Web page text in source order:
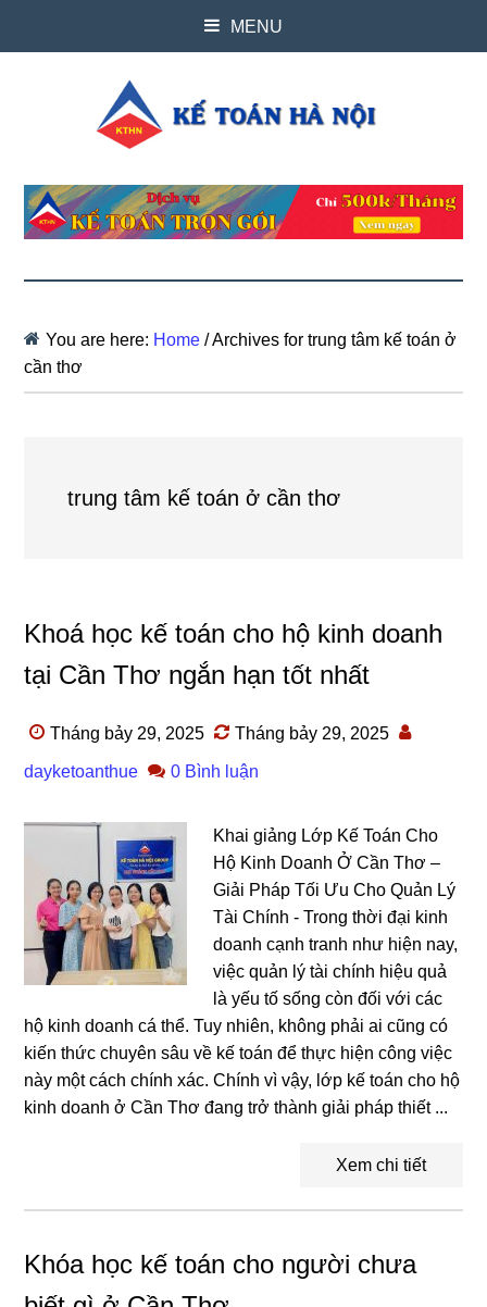
MENU
You are here: Home /Archives for trung tâm kế toán ở
cần thơ
trung tâm kế toán ở cần thơ
Khoá học kế toán cho hộ kinh doanh
tại Cần Thơ ngắn hạn tốt nhất
Tháng bảy 29, 2025 Tháng bảy 29, 2025
dayketoanthue 0 Bình luận
Khai giảng Lớp Kế Toán Cho
Hộ Kinh Doanh Ở Cần Thơ –
Giải Pháp Tối Ưu Cho Quản Lý
Tài Chính - Trong thời đại kinh
doanh cạnh tranh như hiện nay,
việc quản lý tài chính hiệu quả
là yếu tố sống còn đối với các
hộ kinh doanh cá thể. Tuy nhiên, không phải ai cũng có
kiến thức chuyên sâu về kế toán để thực hiện công việc
này một cách chính xác. Chính vì vậy, lớp kế toán cho hộ
kinh doanh ở Cần Thơ đang trở thành giải pháp thiết ...
Xem chi tiết
Khóa học kế toán cho người chưa